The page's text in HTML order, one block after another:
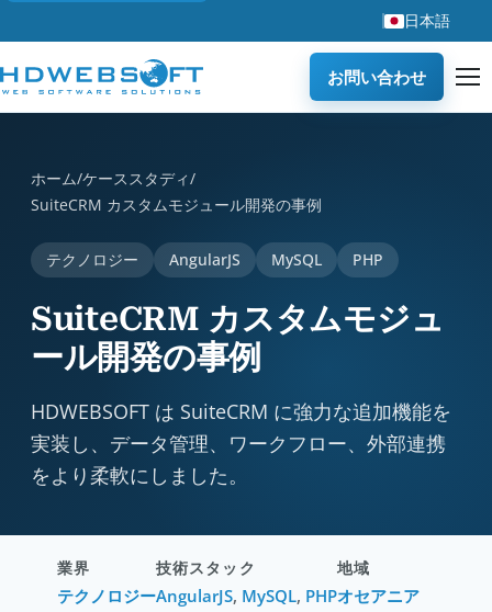
日本語
お問い合わせ
ホーム/ケーススタディ/
SuiteCRM カスタムモジュール開発の事例
テクノロジー AngularJS MySQL PHP
SuiteCRM カスタムモジュ
ール開発の事例
HDWEBSOFT は SuiteCRM に強力な追加機能を
実装し、データ管理、ワークフロー、外部連携
をより柔軟にしました。
業界
テクノロジー
技術スタック
AngularJS, MySQL, PHP
地域
オセアニア